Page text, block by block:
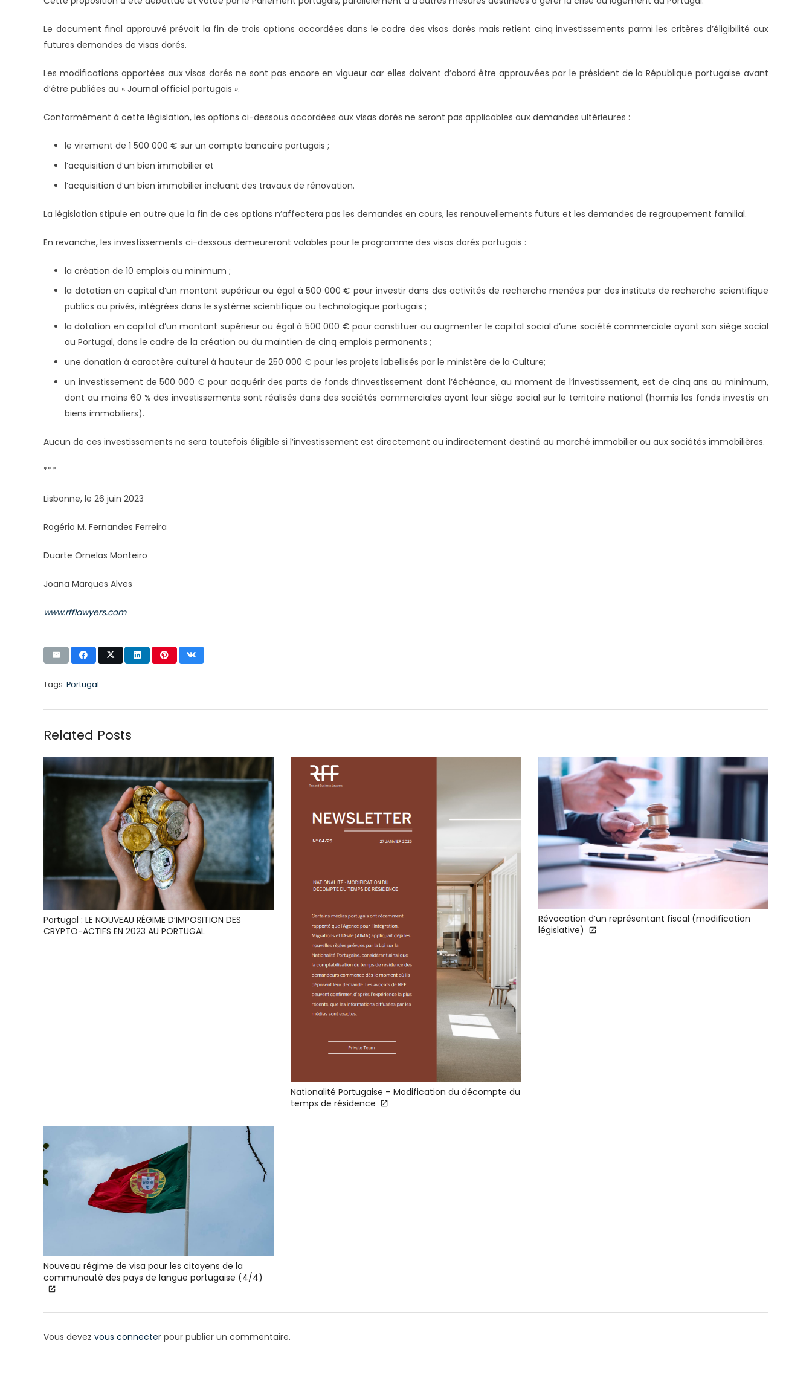
Le document final approuvé prévoit la fin de trois options accordées dans le cadre des visas dorés mais retient cinq investissements parmi les critères d’éligibilité aux
futures demandes de visas dorés.
Les modifications apportées aux visas dorés ne sont pas encore en vigueur car elles doivent d’abord être approuvées par le président de la République portugaise avant
d’être publiées au « Journal officiel portugais ».
Conformément à cette législation, les options ci-dessous accordées aux visas dorés ne seront pas applicables aux demandes ultérieures :
le virement de 1 500 000 € sur un compte bancaire portugais ;
l’acquisition d’un bien immobilier et
l’acquisition d’un bien immobilier incluant des travaux de rénovation.
La législation stipule en outre que la fin de ces options n’affectera pas les demandes en cours, les renouvellements futurs et les demandes de regroupement familial.
En revanche, les investissements ci-dessous demeureront valables pour le programme des visas dorés portugais :
la création de 10 emplois au minimum ;
la dotation en capital d’un montant supérieur ou égal à 500 000 € pour investir dans des activités de recherche menées par des instituts de recherche scientifique
publics ou privés, intégrées dans le système scientifique ou technologique portugais ;
la dotation en capital d’un montant supérieur ou égal à 500 000 € pour constituer ou augmenter le capital social d’une société commerciale ayant son siège social
au Portugal, dans le cadre de la création ou du maintien de cinq emplois permanents ;
une donation à caractère culturel à hauteur de 250 000 € pour les projets labellisés par le ministère de la Culture;
un investissement de 500 000 € pour acquérir des parts de fonds d’investissement dont l’échéance, au moment de l’investissement, est de cinq ans au minimum,
dont au moins 60 % des investissements sont réalisés dans des sociétés commerciales ayant leur siège social sur le territoire national (hormis les fonds investis en
biens immobiliers).
Aucun de ces investissements ne sera toutefois éligible si l’investissement est directement ou indirectement destiné au marché immobilier ou aux sociétés immobilières.
***
Lisbonne, le 26 juin 2023
Rogério M. Fernandes Ferreira
Duarte Ornelas Monteiro
Joana Marques Alves
www.rfflawyers.com
Tags: Portugal
Related Posts
Portugal : LE NOUVEAU RÉGIME D’IMPOSITION DES
CRYPTO-ACTIFS EN 2023 AU PORTUGAL
Nationalité Portugaise – Modification du décompte du
temps de résidence
Révocation d’un représentant fiscal (modification
législative)
Nouveau régime de visa pour les citoyens de la
communauté des pays de langue portugaise (4/4)
Vous devez vous connecter pour publier un commentaire.